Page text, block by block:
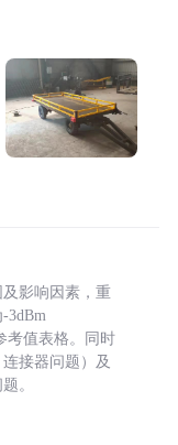
影响因素，重
3dBm
考值表格。同时
接器问题）及
。